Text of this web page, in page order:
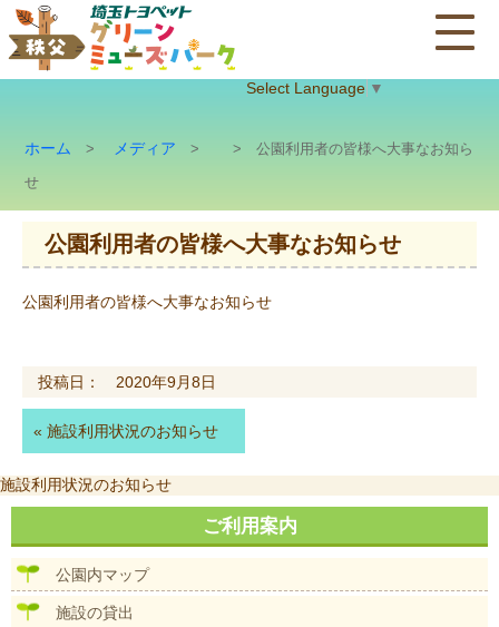
Select Language ▼
ホーム > メディア > > 公園利用者の皆様へ大事なお知ら
せ
公園利用者の皆様へ大事なお知らせ
公園利用者の皆様へ大事なお知らせ
投稿日： 2020年9月8日
« 施設利用状況のお知らせ
投
稿
ビ
施設利用状況のお知らせ
ご利用案内
公園内マップ
施設の貸出